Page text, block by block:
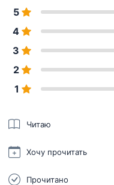
5
4
3
2
1
Читаю
Хочу прочитать
Прочитано